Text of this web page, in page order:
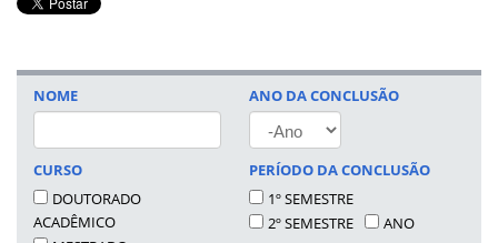
NOME
CURSO
DOUTORADO
ACADÊMICO
ANO DA CONCLUSÃO
ANO
PERÍODO DA CONCLUSÃO
1º SEMESTRE
2º SEMESTRE
ANO